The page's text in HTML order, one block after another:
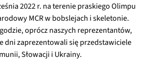
2022 r. na terenie praskiego Olimpu
MCR w bobslejach i skeletonie.
oprócz naszych reprezentantów,
dni zaprezentowali się przedstawiciele
Słowacji i Ukrainy.